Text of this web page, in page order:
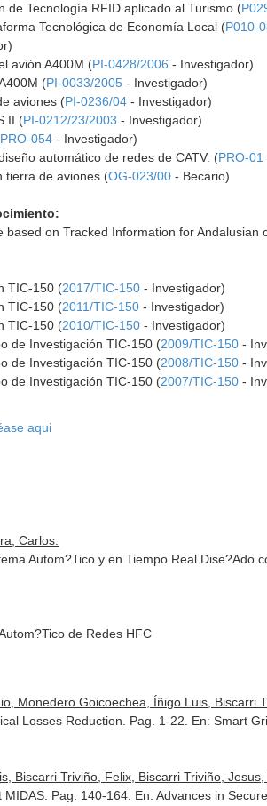
de Tecnología RFID aplicado al Turismo (
Tecnológica de Economía Local (P010-
avión A400M (PI-0428/2006 - Investigador)
(PI-0033/2005 - Investigador)
aviones (PI-0236/04 - Investigador)
II (PI-0212/23/2003 - Investigador)
PRO-054 - Investigador)
automático de redes de CATV. (PRO-01
tierra de aviones (OG-023/00 - Becario)
based on Tracked Information for Andalusian
TIC-150 (2017/TIC-150 - Investigador)
TIC-150 (2011/TIC-150 - Investigador)
TIC-150 (2010/TIC-150 - Investigador)
de Investigación TIC-150 (2009/TIC-150 -
de Investigación TIC-150 (2008/TIC-150 -
de Investigación TIC-150 (2007/TIC-150 -
aqui
Carlos:
Autom?Tico y en Tiempo Real Dise?Ado
de Redes HFC
Monedero Goicoechea, Íñigo Luis, Biscarri
Losses Reduction. Pag. 1-22. En: Smart
Biscarri Triviño, Felix, Biscarri Triviño,
Pag. 140-164. En: Advances in